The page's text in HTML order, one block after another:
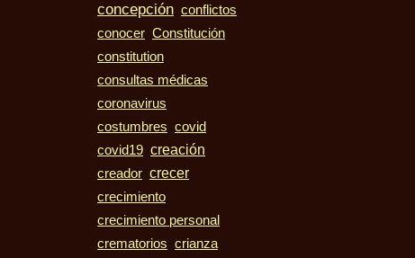
concepción conflictos
conocer Constitución
constitution
consultas médicas
coronavirus
costumbres covid
covid19 creación
creador crecer
crecimiento
crecimiento personal
crematorios crianza